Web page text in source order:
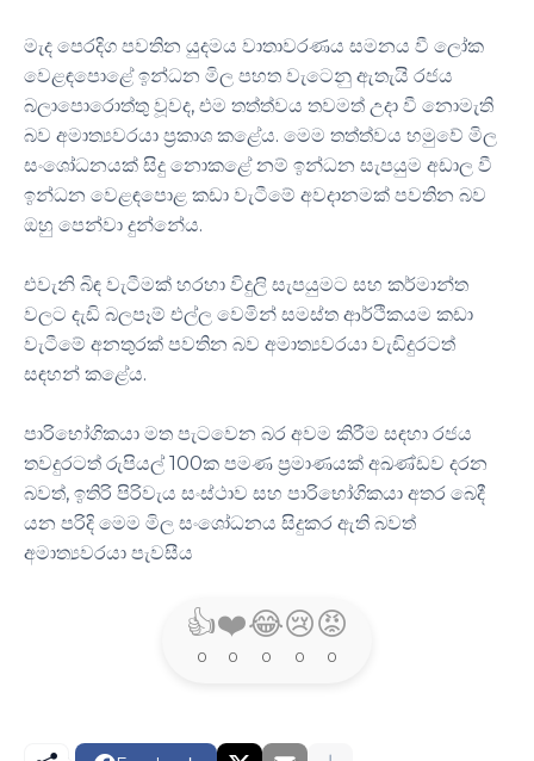
මැද පෙරදිග පවතින යුදමය වාතාවරණය සමනය වී ලෝක
වෙළඳපොළේ ඉන්ධන මිල පහත වැටෙනු ඇතැයි රජය
බලාපොරොත්තු වූවද, එම තත්ත්වය තවමත් උදා වී නොමැති
බව අමාත්‍යවරයා ප්‍රකාශ කළේය. මෙම තත්ත්වය හමුවේ මිල
සංශෝධනයක් සිදු නොකළේ නම් ඉන්ධන සැපයුම අඩාල වී
ඉන්ධන වෙළඳපොළ කඩා වැටීමේ අවදානමක් පවතින බව
ඔහු පෙන්වා දුන්නේය.
එවැනි බිඳ වැටීමක් හරහා විදුලි සැපයුමට සහ කර්මාන්ත
වලට දැඩි බලපෑම් එල්ල වෙමින් සමස්ත ආර්ථිකයම කඩා
වැටීමේ අනතුරක් පවතින බව අමාත්‍යවරයා වැඩිදුරටත්
සඳහන් කළේය.
පාරිභෝගිකයා මත පැටවෙන බර අවම කිරීම සඳහා රජය
තවදුරටත් රුපියල් 100ක පමණ ප්‍රමාණයක් අඛණ්ඩව දරන
බවත්, ඉතිරි පිරිවැය සංස්ථාව සහ පාරිභෝගිකයා අතර බෙදී
යන පරිදි මෙම මිල සංශෝධනය සිදුකර ඇති බවත්
අමාත්‍යවරයා පැවසීය
👍
0
❤️
0
😂
0
😢
0
😡
0